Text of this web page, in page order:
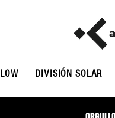
DIVISIÓN SOLAR